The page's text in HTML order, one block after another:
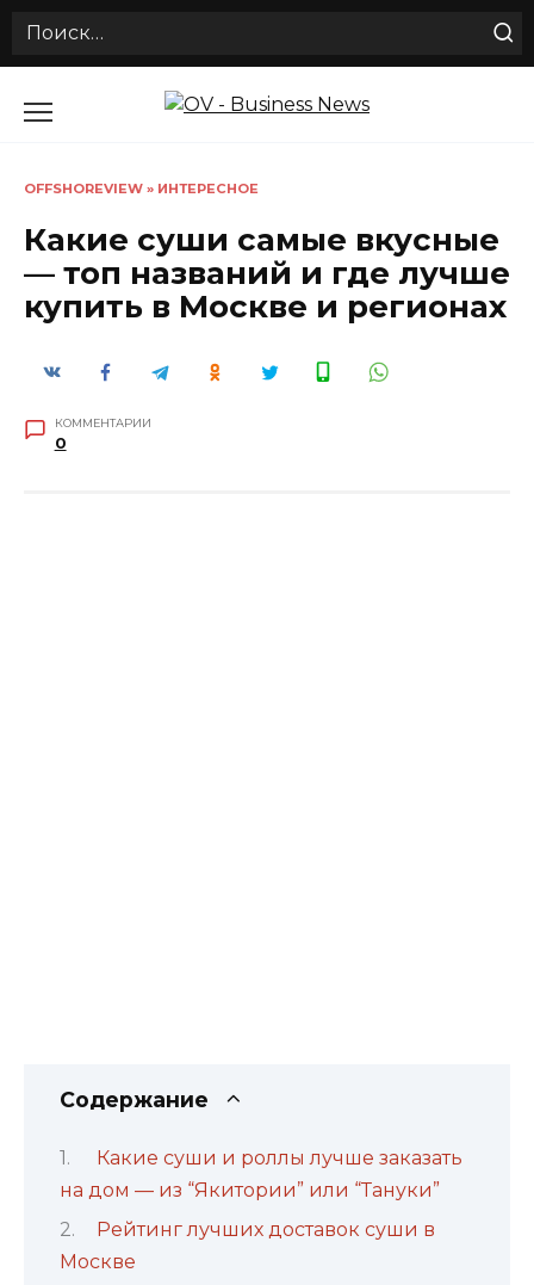
Search
OFFSHOREVIEW » ИНТЕРЕСНОЕ
Какие суши самые вкусные
— топ названий и где лучше
купить в Москве и регионах
КОММЕНТАРИИ
0
Содержание
Какие суши и роллы лучше заказать
на дом — из “Якитории” или “Тануки”
Рейтинг лучших доставок суши в
Москве